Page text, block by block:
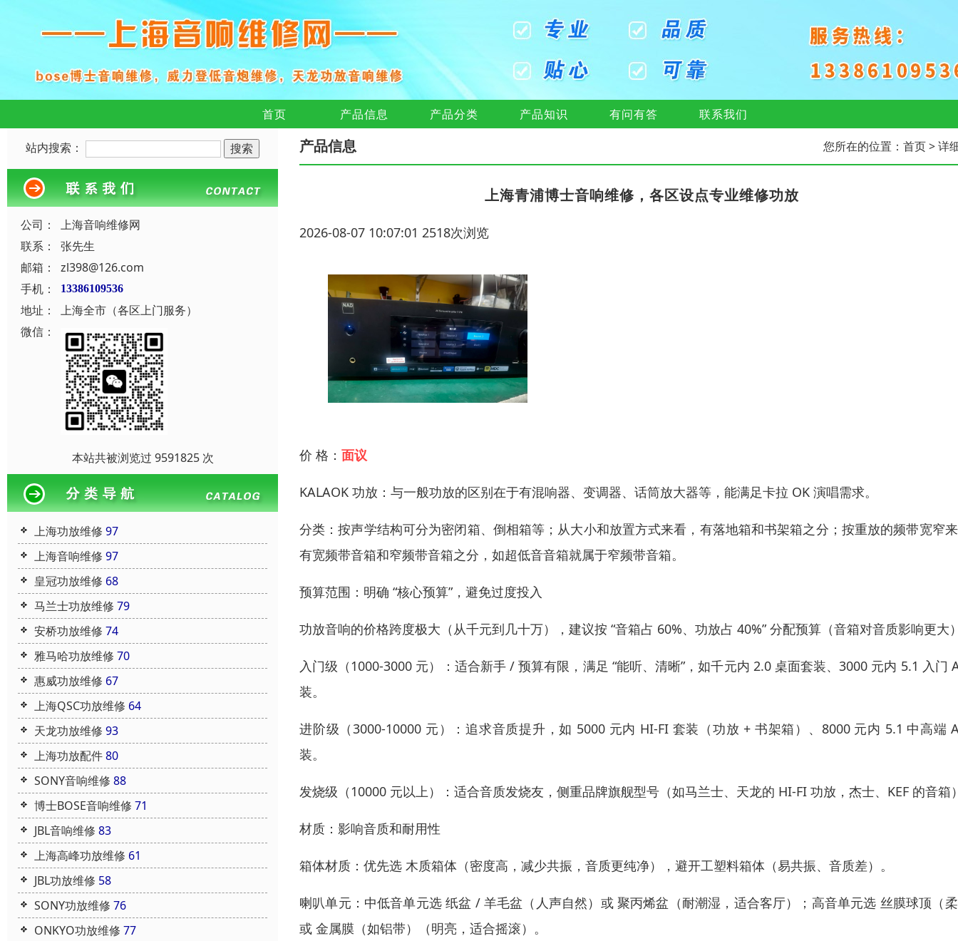
首页 产品信息 产品分类 产品知识 有问有答 联系我们
站内搜索：
公司：
上海音响维修网
联系：
张先生
邮箱：
zl398@126.com
手机：
13386109536
地址：
上海全市（各区上门服务）
微信：
本站共被浏览过 9591825 次
上海功放维修 97
上海音响维修 97
皇冠功放维修 68
马兰士功放维修 79
安桥功放维修 74
雅马哈功放维修 70
惠威功放维修 67
上海QSC功放维修 64
天龙功放维修 93
上海功放配件80
SONY音响维修 88
博士BOSE音响维修 71
JBL音响维修 83
上海高峰功放维修 61
JBL功放维修 58
SONY功放维修 76
ONKYO功放维修 77
产品信息 您所在的位置： 首页> 详
上海青浦博士音响维修，各区设点专业维修功放
2026-08-07 10:07:01 2518次浏览
价 格： 面议
KALAOK 功放：与一般功放的区别在于有混响器、变调器、话筒放大器等，能满足卡拉 OK 演唱需求。
分类：按声学结构可分为密闭箱、倒相箱等；从大小和放置方式来看，有落地箱和书架箱之分；按重放的频带宽窄
有宽频带音箱和窄频带音箱之分，如超低音音箱就属于窄频带音箱。
预算范围：明确 “核心预算”，避免过度投入
功放音响的价格跨度极大（从千元到几十万），建议按 “音箱占 60%、功放占 40%” 分配预算（音箱对音质影响更大
入门级（1000-3000 元）：适合新手 / 预算有限，满足 “能听、清晰”，如千元内 2.0 桌面套装、3000 元内 5.1 入门
装。
进阶级（3000-10000 元）：追求音质提升，如 5000 元内 HI-FI 套装（功放 + 书架箱）、8000 元内 5.1 中高端
装。
发烧级（10000 元以上）：适合音质发烧友，侧重品牌旗舰型号（如马兰士、天龙的 HI-FI 功放，杰士、KEF 的音箱
材质：影响音质和耐用性
箱体材质：优先选 木质箱体（密度高，减少共振，音质更纯净），避开工塑料箱体（易共振、音质差）。
喇叭单元：中低音单元选 纸盆 / 羊毛盆（人声自然）或 聚丙烯盆（耐潮湿，适合客厅）；高音单元选 丝膜球顶（
或 金属膜（如铝带）（明亮，适合摇滚）。